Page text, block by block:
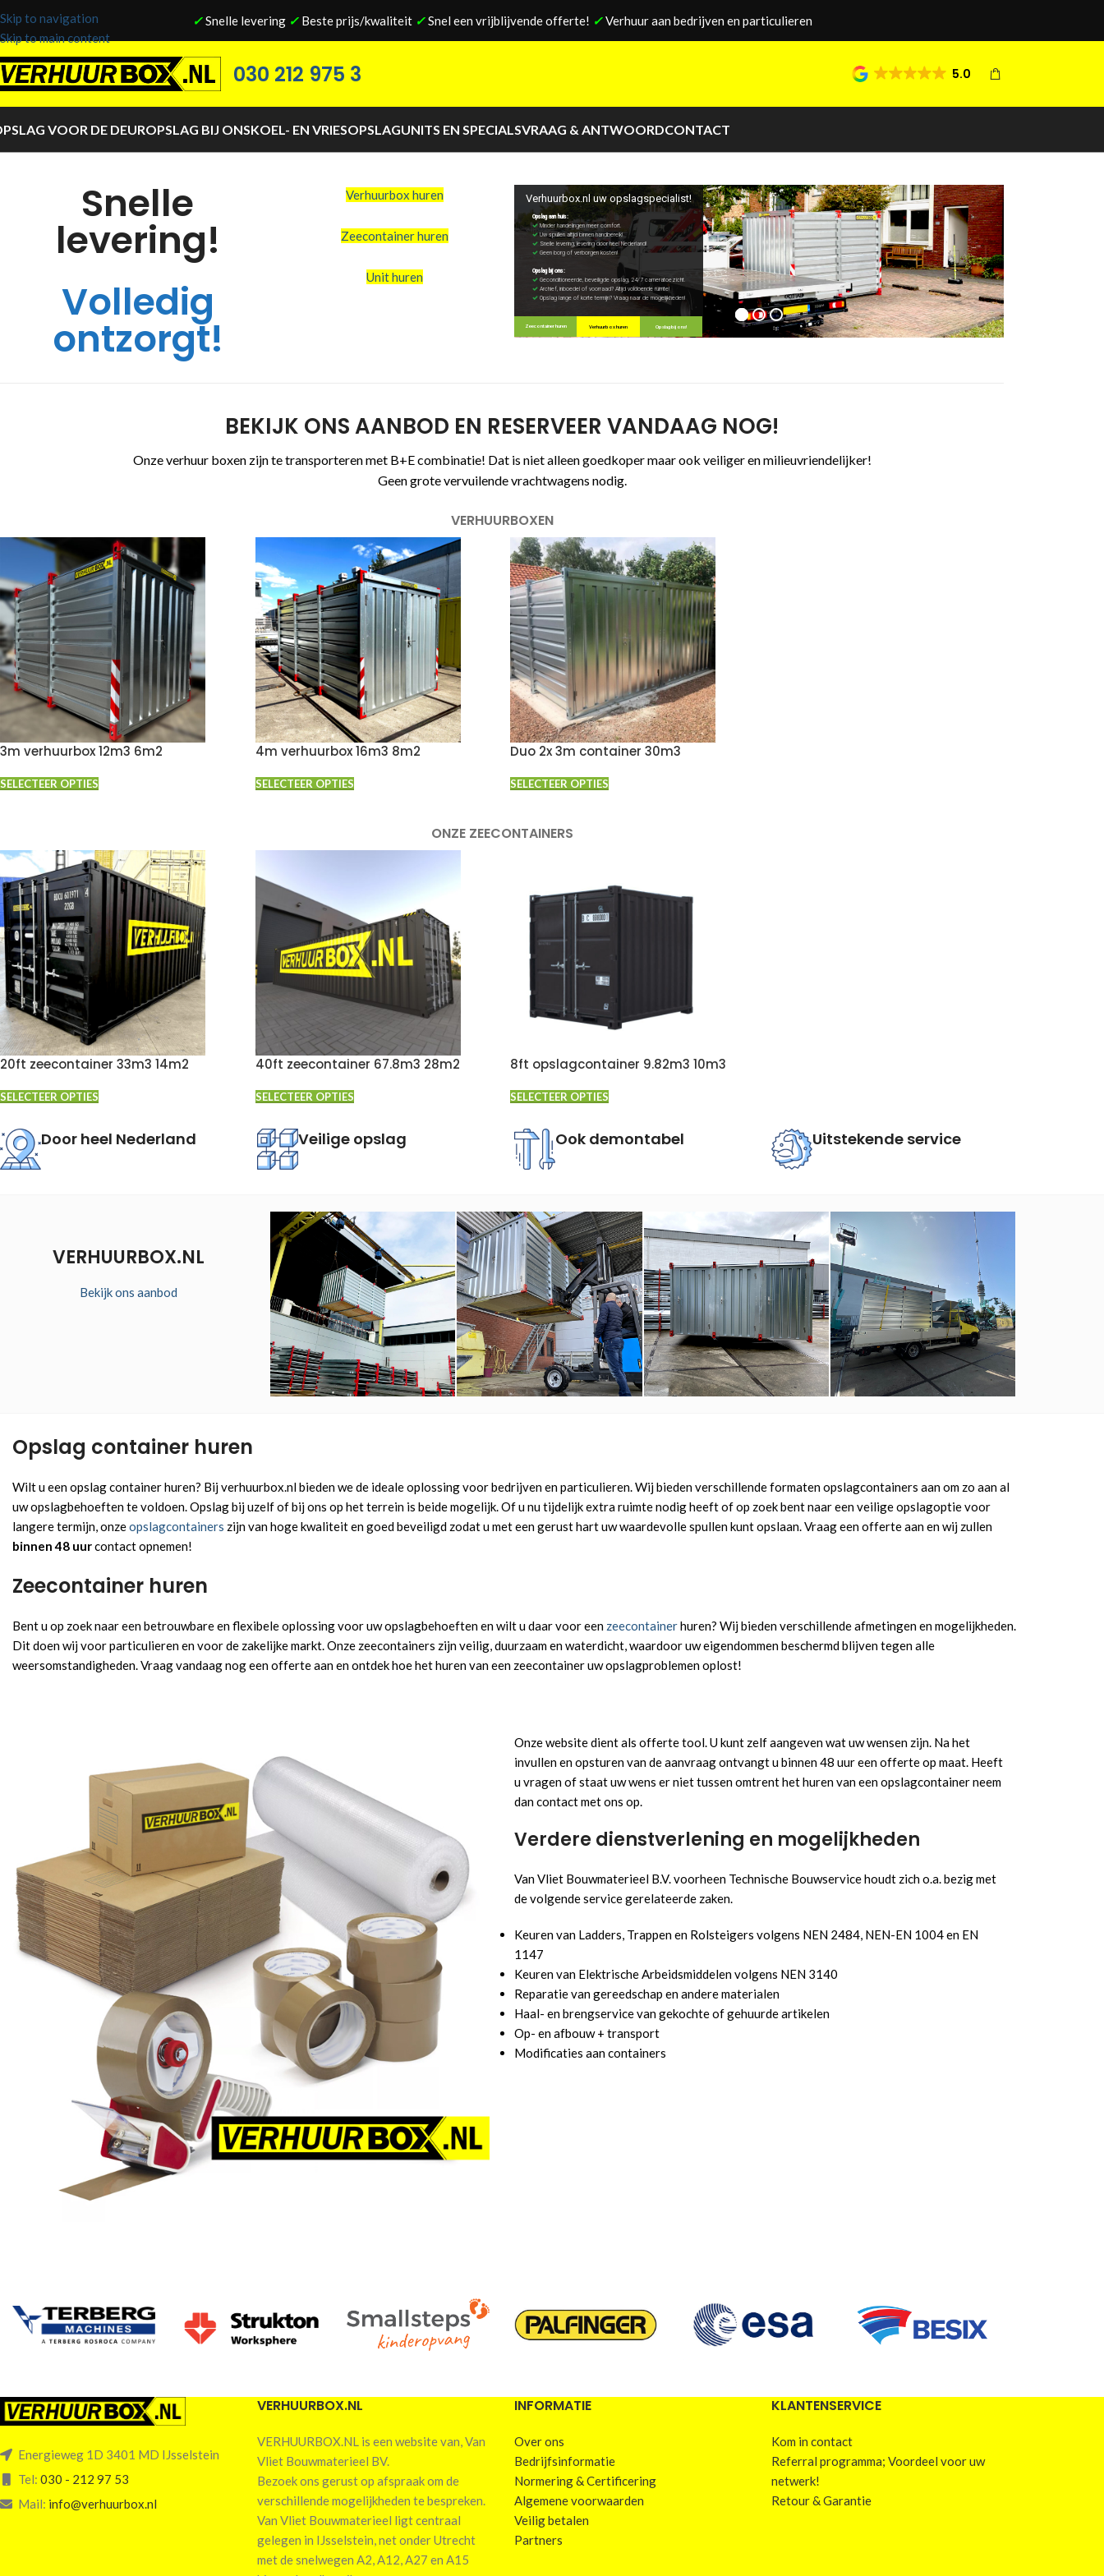
Skip to navigation
Skip to main content
✓Snelle levering ✓ Beste prijs/kwaliteit ✓Snel een vrijblijvende offerte! ✓Verhuur aan bedrijven en particulieren
030 212 975 3 5.0
VOOR DE DEUROPSLAG BIJ ONSKOEL- EN VRIESOPSLAGUNITS EN SPECIALSVRAAG & ANTWOORDCONTACT
Snelle
levering!
Volledig
ontzorgt!
Verhuurbox huren
Zeecontainer huren
Unit huren
Opslag bij ons!
Verhuurbox.nl uw opslagspecialist!
Opslag aan huis:
Minder handelingen meer comfort.
Uw spullen altijd binnen handbereik!
Snelle levering, levering door heel Nederland!
Geen borg of verborgen kosten!
Opslag bij ons:
Geconditioneerde, beveiligde opslag, 24/7 cameratoezicht.
Archief, inboedel of voorraad? Altijd voldoende ruimte!
Opslag lange of korte termijn? Vraag naar de mogelijkheden!
Zeecontainer huren Verhuurbox huren
BEKIJK ONS AANBOD EN RESERVEER VANDAAG NOG!
Onze verhuur boxen zijn te transporteren met B+E combinatie! Dat is niet alleen goedkoper maar ook veiliger en milieuvriendelijker!
Geen grote vervuilende vrachtwagens nodig.
VERHUURBOXEN
3m verhuurbox 12m3 6m2
SELECTEER OPTIES
4m verhuurbox 16m3 8m2
SELECTEER OPTIES
Duo 2x 3m container 30m3
SELECTEER OPTIES
ONZE ZEECONTAINERS
20ft zeecontainer 33m3 14m2
SELECTEER OPTIES
40ft zeecontainer 67.8m3 28m2
SELECTEER OPTIES
8ft opslagcontainer 9.82m3 10m3
SELECTEER OPTIES
Door heel Nederland Veilige opslag Ook demontabel Uitstekende service
VERHUURBOX.NL
Bekijk ons aanbod
Opslag container huren
Wilt u een opslag container huren? Bij verhuurbox.nl bieden we de ideale oplossing voor bedrijven en particulieren. Wij bieden verschillende formaten opslagcontainers aan om zo aan al
uw opslagbehoeften te voldoen. Opslag bij uzelf of bij ons op het terrein is beide mogelijk. Of u nu tijdelijk extra ruimte nodig heeft of op zoek bent naar een veilige opslagoptie voor
langere termijn, onzeopslagcontainers zijn van hoge kwaliteit en goed beveiligd zodat u met een gerust hart uw waardevolle spullen kunt opslaan. Vraag een offerte aan en wij zullen
binnen 48 uurcontact opnemen!
Zeecontainer huren
Bent u op zoek naar een betrouwbare en flexibele oplossing voor uw opslagbehoeften en wilt u daar voor een zeecontainerhuren? Wij bieden verschillende afmetingen en mogelijkheden.
Dit doen wij voor particulieren en voor de zakelijke markt. Onze zeecontainers zijn veilig, duurzaam en waterdicht, waardoor uw eigendommen beschermd blijven tegen alle
weersomstandigheden. Vraag vandaag nog een offerte aan en ontdek hoe het huren van een zeecontainer uw opslagproblemen oplost!
Onze website dient als offerte tool. U kunt zelf aangeven wat uw wensen zijn. Na het
invullen en opsturen van de aanvraag ontvangt u binnen 48 uur een offerte op maat. Heeft
u vragen of staat uw wens er niet tussen omtrent het huren van een opslagcontainer neem
dan contact met ons op.
Verdere dienstverlening en mogelijkheden
Van Vliet Bouwmaterieel B.V. voorheen Technische Bouwservice houdt zich o.a. bezig met
de volgende service gerelateerde zaken.
Keuren van Ladders, Trappen en Rolsteigers volgens NEN 2484, NEN-EN 1004 en EN
1147
Keuren van Elektrische Arbeidsmiddelen volgens NEN 3140
Reparatie van gereedschap en andere materialen
Haal- en brengservice van gekochte of gehuurde artikelen
Op- en afbouw + transport
Modificaties aan containers
Energieweg 1D 3401 MD IJsselstein
Tel: 030 - 212 97 53
Mail: info@verhuurbox.nl
VERHUURBOX.NL
VERHUURBOX.NL is een website van, Van
Vliet Bouwmaterieel BV.
Bezoek ons gerust op afspraak om de
verschillende mogelijkheden te bespreken.
Van Vliet Bouwmaterieel ligt centraal
gelegen in IJsselstein, net onder Utrecht
met de snelwegen A2, A12, A27 en A15
INFORMATIE
Over ons
Bedrijfsinformatie
Normering & Certificering
Algemene voorwaarden
Veilig betalen
Partners
KLANTENSERVICE
Kom in contact
Referral programma; Voordeel voor uw
netwerk!
Retour & Garantie